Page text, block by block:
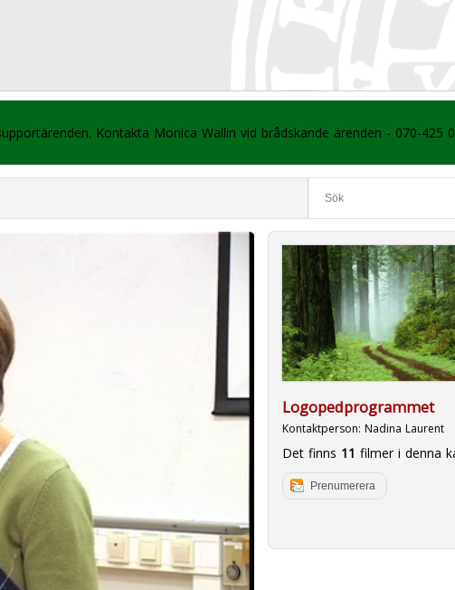
Kontakta Monica Wallin vid brådskande ärenden - 070-425
Logopedprogrammet
Kontaktperson: Nadina Laurent
Det finns 11 filmer i denna
Prenumerera